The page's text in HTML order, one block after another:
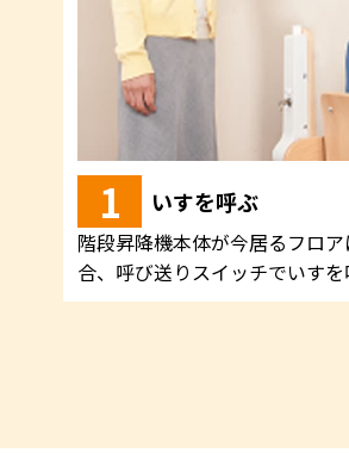
1 いすを呼ぶ
階段昇降機本体が今居るフロ
合、呼び送りスイッチでいすを